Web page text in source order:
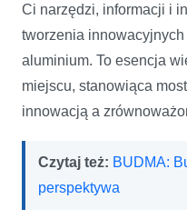
Ci narzędzi, informacji i
tworzenia
aluminium. To esencja
miejscu, stanowiąca
innowacją a
Czytaj też: BUDMA:
perspektywa